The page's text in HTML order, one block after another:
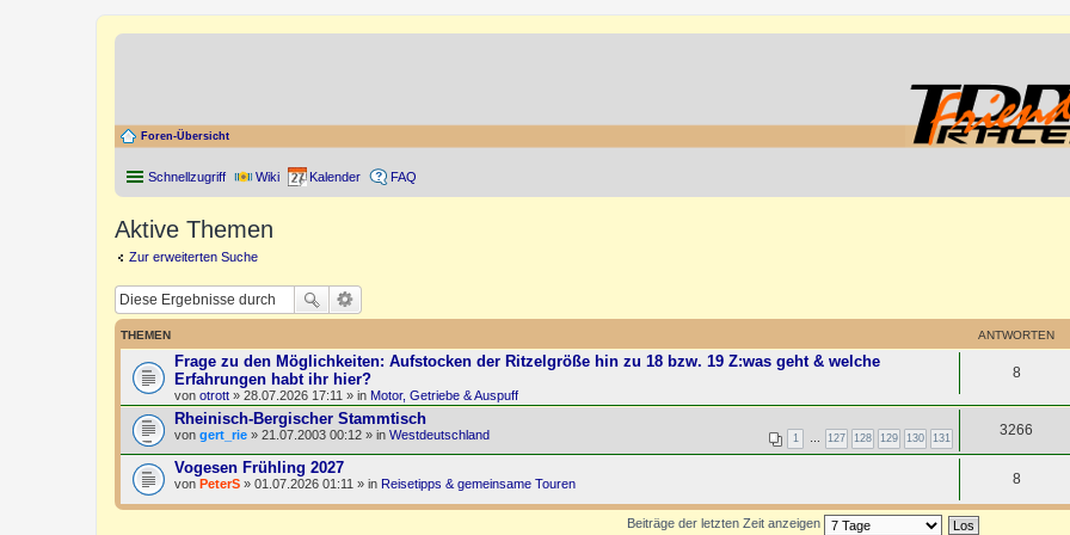
Foren-Übersicht
Schnellzugriff Wiki Kalender FAQ
Aktive Themen
Zur erweiterten Suche
THEMEN ANTWORTEN
Frage zu den Möglichkeiten: Aufstocken der Ritzelgröße hin zu 18 bzw. 19 Z:was geht & welche
Erfahrungen habt ihr hier?
von otrott » 28.07.2026 17:11 » in Motor, Getriebe & Auspuff
8
Rheinisch-Bergischer Stammtisch
1 127 128 129 130 131
von gert_rie » 21.07.2003 00:12 » in Westdeutschland 3266
Vogesen Frühling 2027
von PeterS » 01.07.2026 01:11 » in Reisetipps & gemeinsame Touren 8
Beiträge der letzten Zeit anzeigen